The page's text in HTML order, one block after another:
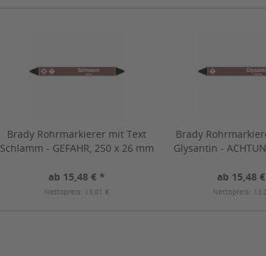
Brady Rohrmarkierer mit Text
Schlamm - GEFAHR, 250 x 26 mm
ab 15,48 € *
Nettopreis: 13,01 €
Brady
Glysantin -
ab 15,48
Nettopreis: